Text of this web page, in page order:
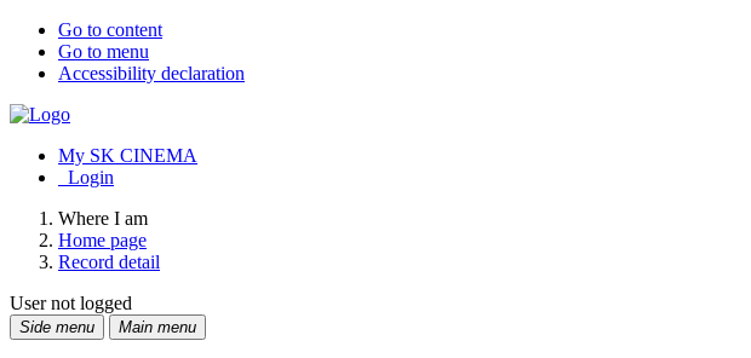
Go to content
Go to menu
Accessibility declaration
My SK CINEMA
Login
Where I am
Home page
Record detail
User not logged
Side menu Main menu